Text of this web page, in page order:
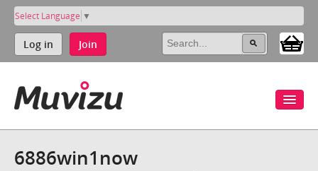
Select Language ▼
Log in Join
6886win1now